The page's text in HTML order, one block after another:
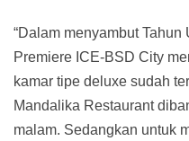
“Dalam menyambut
Premiere ICE-BSD City
kamar tipe deluxe sudah
Mandalika Restaurant
malam. Sedangkan untuk